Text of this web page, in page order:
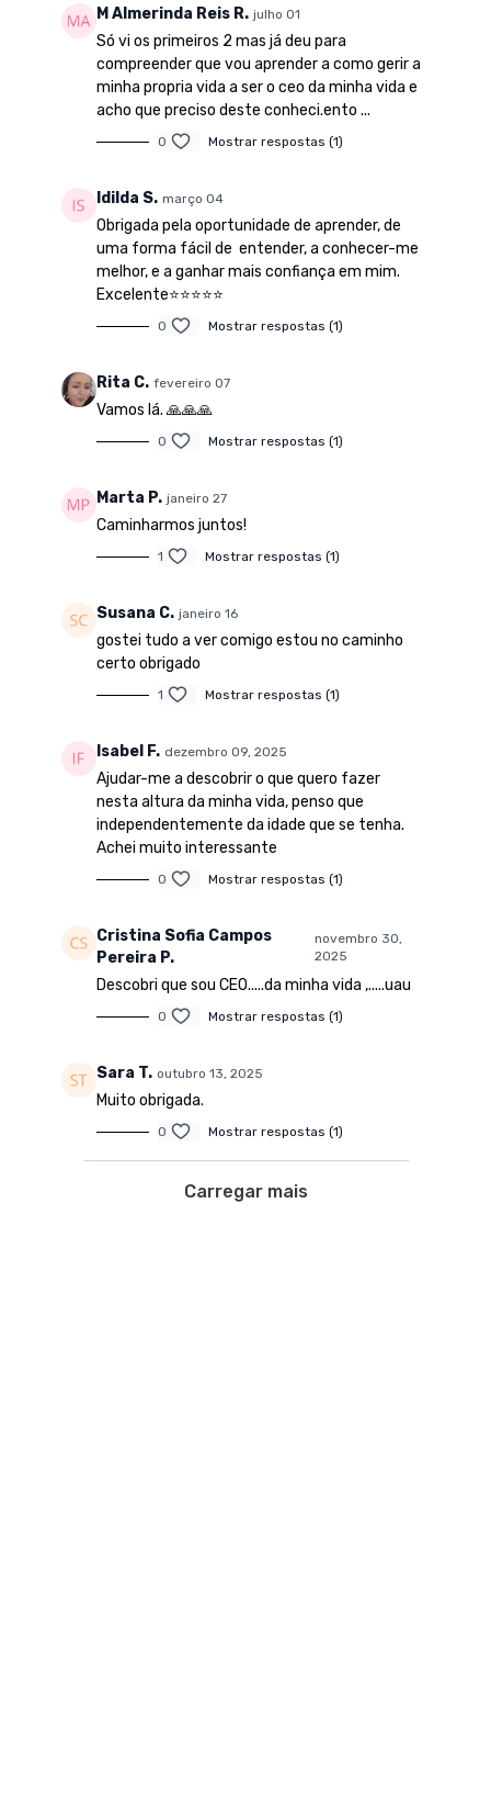
M Almerinda Reis R. julho 01
Só vi os primeiros 2 mas já deu para
compreender que vou aprender a como gerir a
minha propria vida a ser o ceo da minha vida e
acho que preciso deste conheci.ento ...
0 Mostrar respostas (1)
Idilda S. março 04
Obrigada pela oportunidade de aprender, de
uma forma fácil de entender, a conhecer-me
melhor, e a ganhar mais confiança em mim.
Excelente⭐⭐⭐⭐⭐
0 Mostrar respostas (1)
Rita C. fevereiro 07
Vamos lá. 🙏🙏🙏
0 Mostrar respostas (1)
Marta P. janeiro 27
Caminharmos juntos!
1 Mostrar respostas (1)
Susana C. janeiro 16
gostei tudo a ver comigo estou no caminho
certo obrigado
1 Mostrar respostas (1)
Isabel F. dezembro 09, 2025
Ajudar-me a descobrir o que quero fazer
nesta altura da minha vida, penso que
independentemente da idade que se tenha.
Achei muito interessante
0 Mostrar respostas (1)
Cristina Sofia Campos
Pereira P.
novembro 30,
2025
Descobri que sou CEO.....da minha vida ,.....uau
0 Mostrar respostas (1)
Sara T. outubro 13, 2025
Muito obrigada.
0 Mostrar respostas (1)
Carregar mais